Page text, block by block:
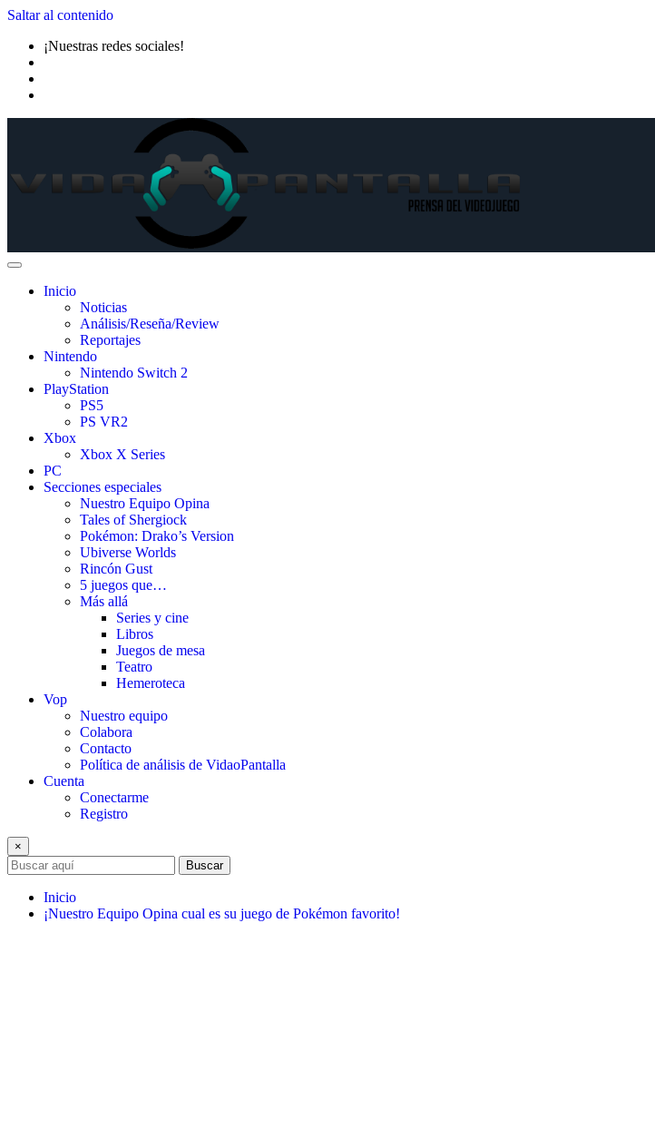
Saltar al contenido
¡Nuestras redes sociales!
Inicio
Noticias
Análisis/Reseña/Review
Reportajes
Nintendo
Nintendo Switch 2
PlayStation
PS5
PS VR2
Xbox
Xbox X Series
PC
Secciones especiales
Nuestro Equipo Opina
Tales of Shergiock
Pokémon: Drako’s Version
Ubiverse Worlds
Rincón Gust
5 juegos que…
Más allá
Series y cine
Libros
Juegos de mesa
Teatro
Hemeroteca
Vop
Nuestro equipo
Colabora
Contacto
Política de análisis de VidaoPantalla
Cuenta
Conectarme
Registro
×
Buscar
Inicio
¡Nuestro Equipo Opina cual es su juego de Pokémon favorito!